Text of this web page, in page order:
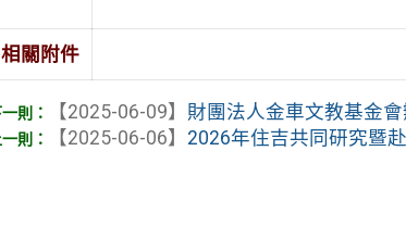
相關附件
【2025-06-09】 財團法人金車文教基金
【2025-06-06】 2026年住吉共同研究暨